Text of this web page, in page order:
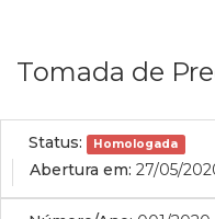
Tomada de
Status: Homologada
Abertura em: 27/05/